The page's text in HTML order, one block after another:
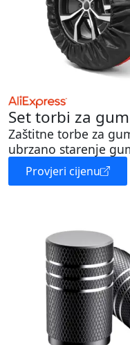
Set torbi za
Zaštitne torbe za
ubrzano starenje
Provjeri cijenu